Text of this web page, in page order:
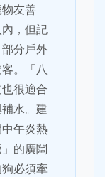
友善
，但記
分戶外
。「八
很適合
水。建
午炎熱
的廣闊
必須牽